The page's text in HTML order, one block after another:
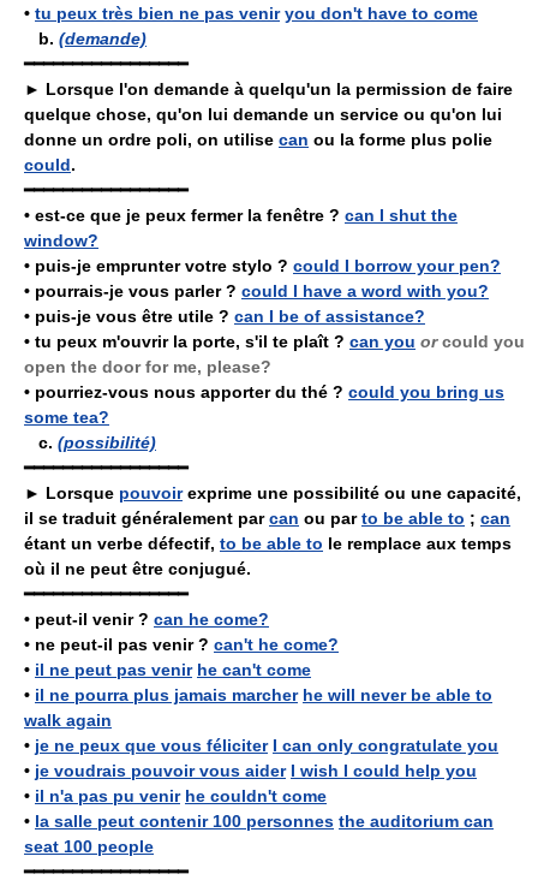
• tu peux très bien ne pas venir you don't have to come
b. (demande)
━━━━━━━━━━━━━━━━━
► Lorsque l'on demande à quelqu'un la permission de faire
quelque chose, qu'on lui demande un service ou qu'on lui
donne un ordre poli, on utilise can ou la forme plus polie
could.
━━━━━━━━━━━━━━━━━
• est-ce que je peux fermer la fenêtre ? can I shut the
window?
• puis-je emprunter votre stylo ? could I borrow your pen?
• pourrais-je vous parler ? could I have a word with you?
• puis-je vous être utile ? can I be of assistance?
• tu peux m'ouvrir la porte, s'il te plaît ? can you orcould you
open the door for me, please?
• pourriez-vous nous apporter du thé ? could you bring us
some tea?
c. (possibilité)
━━━━━━━━━━━━━━━━━
► Lorsque pouvoirexprime une possibilité ou une capacité,
il se traduit généralement parcan ou parto be able to ; can
étant un verbe défectif, to be able to le remplace aux temps
où il ne peut être conjugué.
━━━━━━━━━━━━━━━━━
• peut-il venir ? can he come?
• ne peut-il pas venir ? can't he come?
• il ne peut pas venir he can't come
• il ne pourra plus jamais marcher he will never be able to
walk again
• je ne peux que vous féliciter I can only congratulate you
• je voudrais pouvoir vous aider I wish I could help you
• il n'a pas pu venir he couldn't come
• la salle peut contenir 100 personnes the auditorium can
seat 100 people
━━━━━━━━━━━━━━━━━